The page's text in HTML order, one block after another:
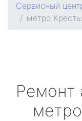
Сервисный
метро
Ремонт